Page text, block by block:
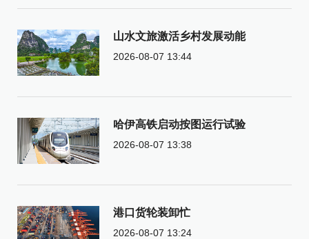
山水文旅激活乡村发展动能
2026-08-07 13:44
哈伊高铁启动按图运行试验
2026-08-07 13:38
港口货轮装卸忙
2026-08-07 13:24